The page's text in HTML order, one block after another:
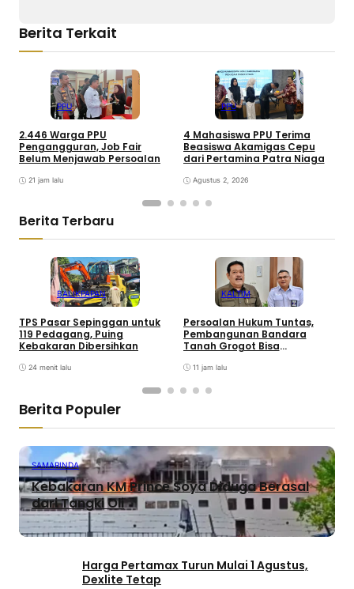
Berita Terkait
PPU
2.446 Warga PPU
Pengangguran, Job Fair
Belum Menjawab Persoalan
21 jam lalu
PPU
4 Mahasiswa PPU Terima
Beasiswa Akamigas Cepu
dari Pertamina Patra Niaga
Agustus 2, 2026
Berita Terbaru
BALIKPAPAN
TPS Pasar Sepinggan untuk
119 Pedagang, Puing
Kebakaran Dibersihkan
24 menit lalu
KALTIM
Persoalan Hukum Tuntas,
Pembangunan Bandara
Tanah Grogot Bisa
11 jam lalu
Berita Populer
SAMARINDA
Kebakaran KM Prince Soya Diduga Berasal
dari Tangki Oli
Harga Pertamax Turun Mulai 1 Agustus,
Dexlite Tetap